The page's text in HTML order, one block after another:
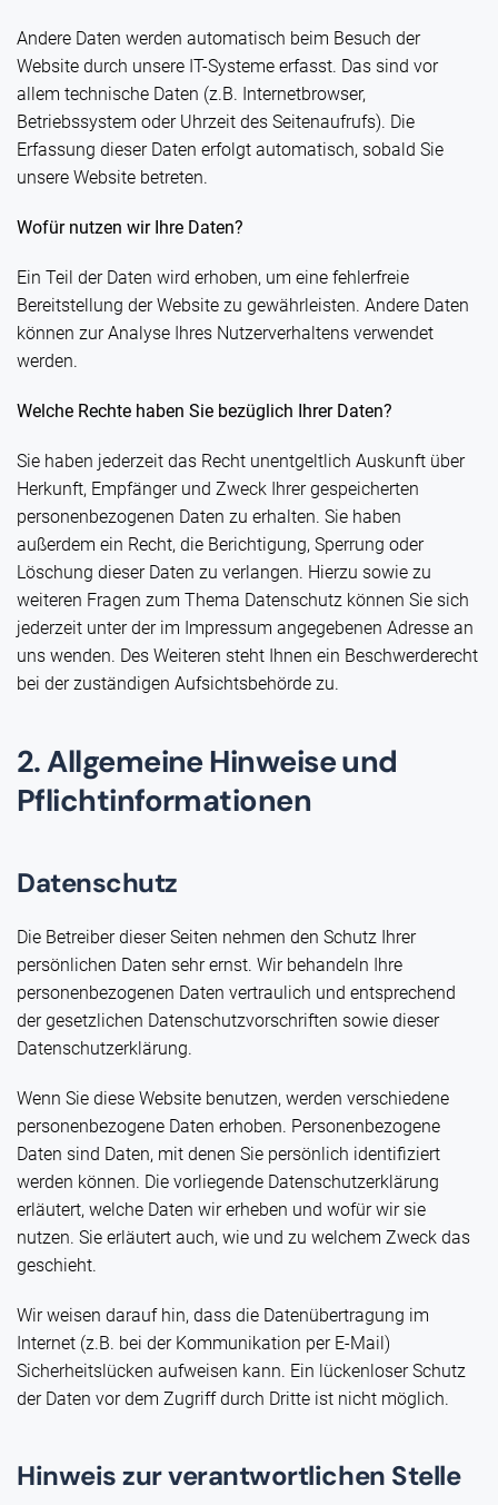
Andere Daten werden automatisch beim Besuch der
Website durch unsere IT-Systeme erfasst. Das sind vor
allem technische Daten (z.B. Internetbrowser,
Betriebssystem oder Uhrzeit des Seitenaufrufs). Die
Erfassung dieser Daten erfolgt automatisch, sobald Sie
unsere Website betreten.
Wofür nutzen wir Ihre Daten?
Ein Teil der Daten wird erhoben, um eine fehlerfreie
Bereitstellung der Website zu gewährleisten. Andere Daten
können zur Analyse Ihres Nutzerverhaltens verwendet
werden.
Welche Rechte haben Sie bezüglich Ihrer Daten?
Sie haben jederzeit das Recht unentgeltlich Auskunft über
Herkunft, Empfänger und Zweck Ihrer gespeicherten
personenbezogenen Daten zu erhalten. Sie haben
außerdem ein Recht, die Berichtigung, Sperrung oder
Löschung dieser Daten zu verlangen. Hierzu sowie zu
weiteren Fragen zum Thema Datenschutz können Sie sich
jederzeit unter der im Impressum angegebenen Adresse an
uns wenden. Des Weiteren steht Ihnen ein Beschwerderecht
bei der zuständigen Aufsichtsbehörde zu.
2. Allgemeine Hinweise und
Pflichtinformationen
Datenschutz
Die Betreiber dieser Seiten nehmen den Schutz Ihrer
persönlichen Daten sehr ernst. Wir behandeln Ihre
personenbezogenen Daten vertraulich und entsprechend
der gesetzlichen Datenschutzvorschriften sowie dieser
Datenschutzerklärung.
Wenn Sie diese Website benutzen, werden verschiedene
personenbezogene Daten erhoben. Personenbezogene
Daten sind Daten, mit denen Sie persönlich identifiziert
werden können. Die vorliegende Datenschutzerklärung
erläutert, welche Daten wir erheben und wofür wir sie
nutzen. Sie erläutert auch, wie und zu welchem Zweck das
geschieht.
Wir weisen darauf hin, dass die Datenübertragung im
Internet (z.B. bei der Kommunikation per E-Mail)
Sicherheitslücken aufweisen kann. Ein lückenloser Schutz
der Daten vor dem Zugriff durch Dritte ist nicht möglich.
Hinweis zur verantwortlichen Stelle